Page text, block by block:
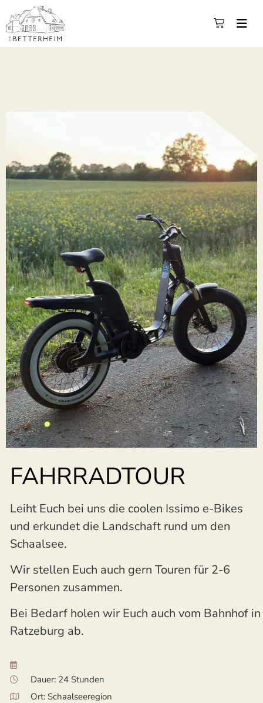
FAHRRADTOUR
Leiht Euch bei uns die coolen Issimo e-Bikes
und erkundet die Landschaft rund um den
Schaalsee.
Wir stellen Euch auch gern Touren für 2-6
Personen zusammen.
Bei Bedarf holen wir Euch auch vom Bahnhof in
Ratzeburg ab.
Dauer: 24 Stunden
Ort: Schaalseeregion